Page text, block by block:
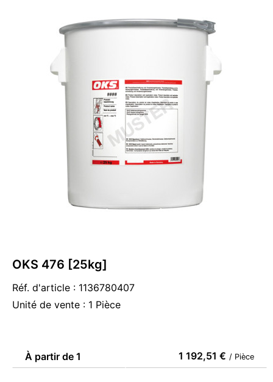
OKS 476 [25kg]
Réf. d'article : 1136780407
Unité de vente : 1 Pièce
À partir de 1 1 192,51 € / Pièce